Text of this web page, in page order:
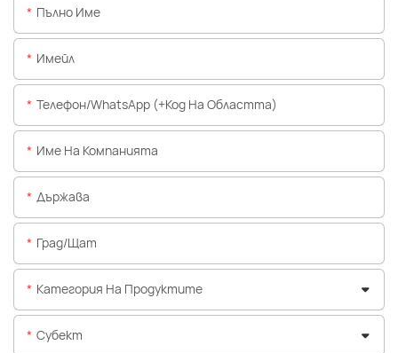
Пълно Име
Имейл
Телефон/WhatsApp (+Код На Областта)
Име На Компанията
Държава
Град/щат
Категория На Продуктите
Субект